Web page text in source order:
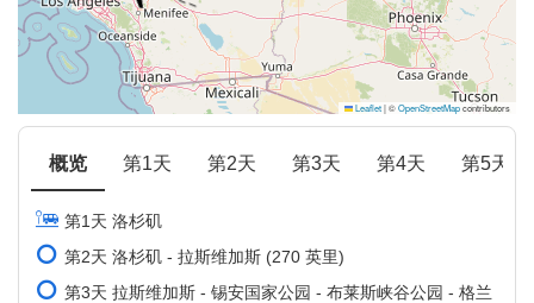
Leaflet|©OpenStreetMapcontributors
概览 第1天 第2天 第3天 第4天 第5天
第1天 洛杉矶
第2天 洛杉矶 - 拉斯维加斯 (270 英里)
第3天 拉斯维加斯 - 锡安国家公园 - 布莱斯峡谷公园 - 格兰